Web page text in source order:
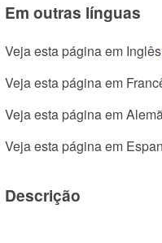
Em outras línguas
Veja esta página em
Veja esta página em
Veja esta página em
Veja esta página em
Descrição